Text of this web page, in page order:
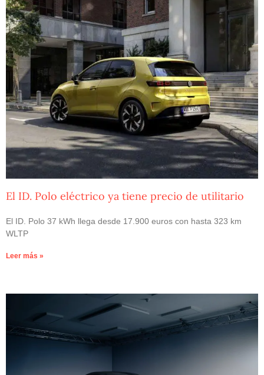
El ID. Polo eléctrico ya tiene precio de utilitario
El ID. Polo 37 kWh llega desde 17.900 euros con hasta 323 km
WLTP
Leer más »